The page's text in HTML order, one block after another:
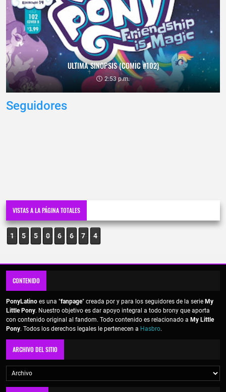
ULTIMA SINOPSIS (COMIC #102)
2:53 p.m.
Seguidores
VISTAS A LA PÁGINA TOTALES
1 5 5 0 6 6 7 4
CONTENIDO
PonyLatino es una "fanpage" creada por y para los seguidores de la serie My
Little Pony. Nuestro objetivo es dar apoyo integral a todo brony que aporta
con contenido original al fandom. Todo contenido es relacionado a My Little
Pony. Todos los derechos legales le pertenecen a Hasbro.
ARCHIVO DEL SITIO